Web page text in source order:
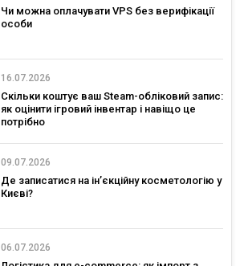
Чи можна оплачувати VPS без верифікації
особи
16.07.2026
Скільки коштує ваш Steam-обліковий запис:
як оцінити ігровий інвентар і навіщо це
потрібно
09.07.2026
Де записатися на ін’єкційну косметологію у
Києві?
06.07.2026